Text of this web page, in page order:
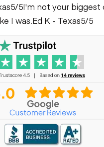
5/5I'm not your biggest
I was.Ed K - Texas5/5